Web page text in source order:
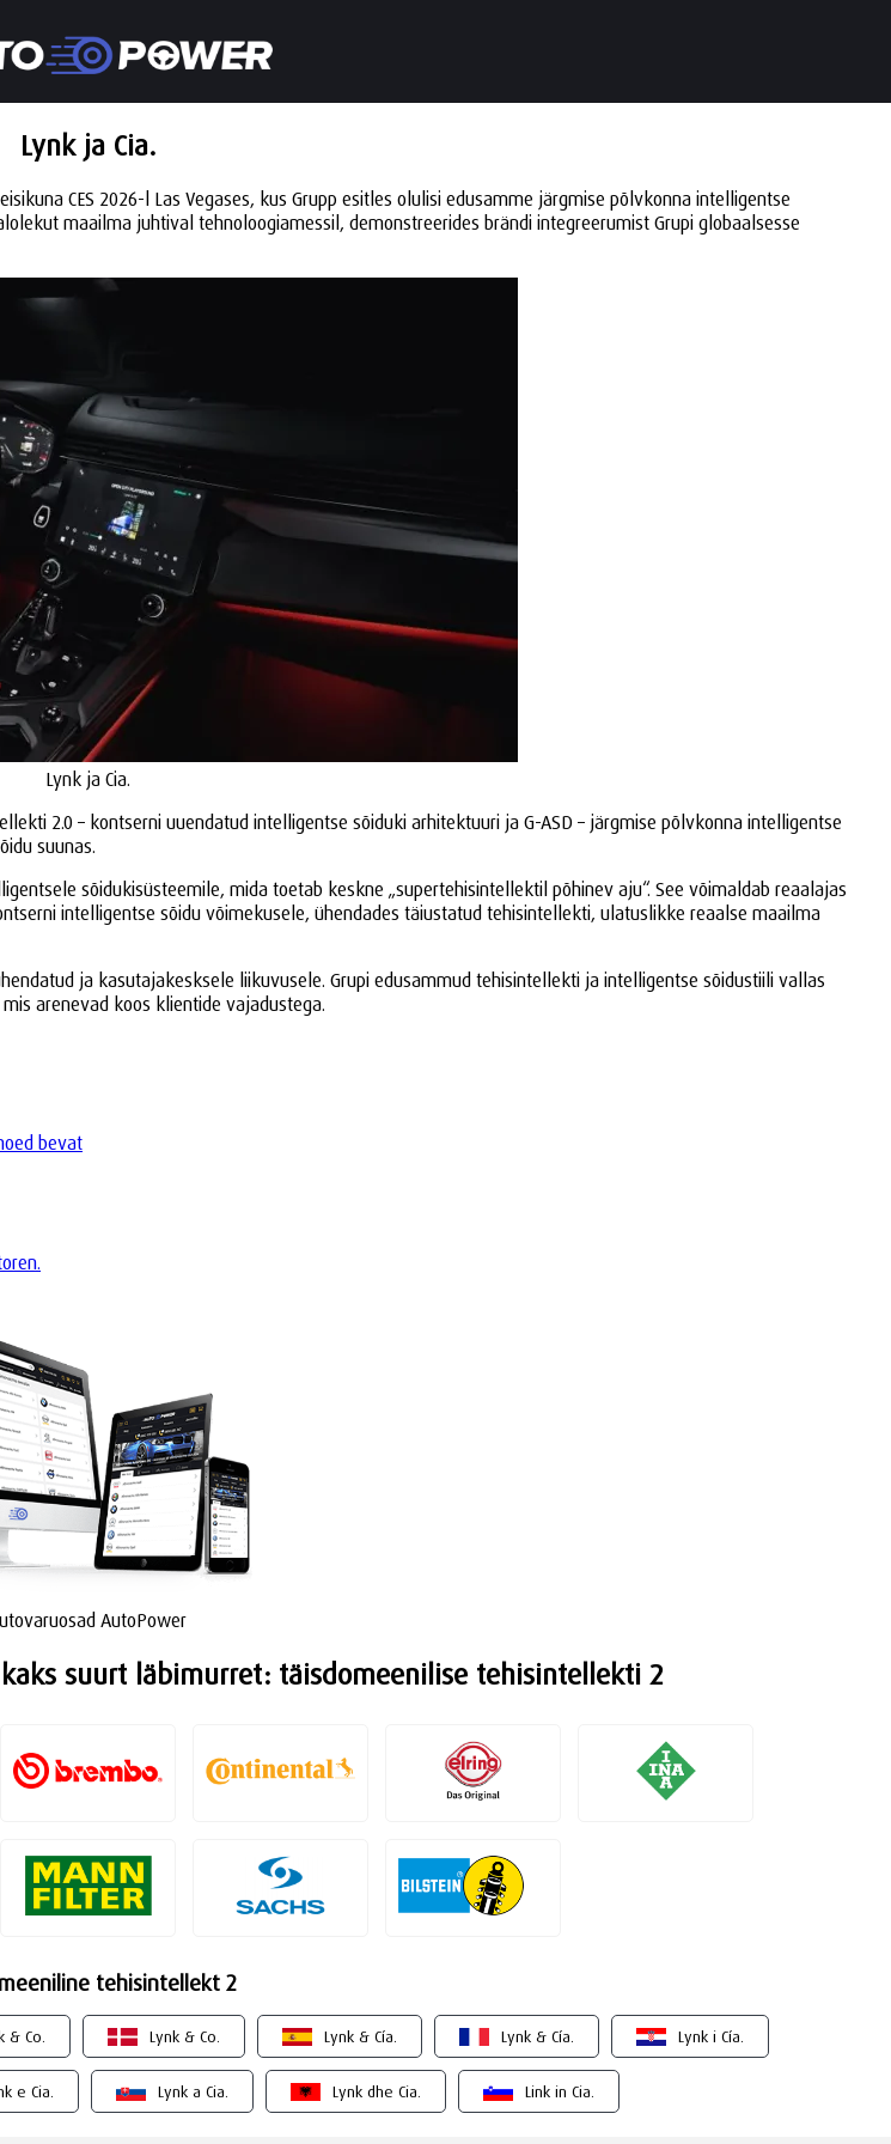
Lynk ja Cia.
CES 2026-l Las Vegases, kus Grupp esitles olulisi edusamme järgmise põlvkonna intelligentse
maailma juhtival tehnoloogiamessil, demonstreerides brändi integreerumist Grupi globaalsesse
Lynk ja Cia.
2.0 – kontserni uuendatud intelligentse sõiduki arhitektuuri ja G-ASD – järgmise põlvkonna intelligentse
suunas.
sõidukisüsteemile, mida toetab keskne „supertehisintellektil põhinev aju“. See võimaldab reaalajas
intelligentse sõidu võimekusele, ühendades täiustatud tehisintellekti, ulatuslikke reaalse maailma
ja kasutajakesksele liikuvusele. Grupi edusammud tehisintellekti ja intelligentse sõidustiili vallas
arenevad koos klientide vajadustega.
bevat
AutoPower
kaks suurt läbimurret: täisdomeenilise tehisintellekti 2
tehisintellekt 2
& Co. Lynk & Co. Lynk & Cía. Lynk & Cía. Lynk i Cía.
e Cia. Lynk a Cia. Lynk dhe Cia. Link in Cia.